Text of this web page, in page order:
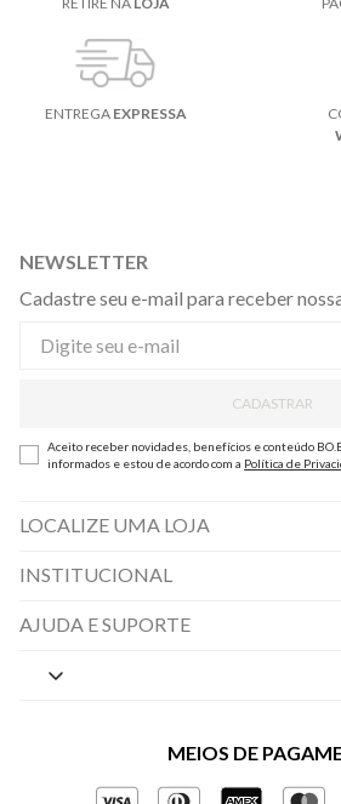
ENTREGA EXPRESSA
NEWSLETTER
Cadastre seu e-mail para receber
CADASTRAR
Aceito receber novidades, benefícios e conteúdo
informados e estou de acordo com a Política de
LOCALIZE UMA LOJA
INSTITUCIONAL
Nossas Lojas
Políticas de Privacidade
Gestão de Privacidade
AJUDA E SUPORTE
Central de Preferências
Perguntas frequentes
Regulamentos e Promoções
MEIOS DE